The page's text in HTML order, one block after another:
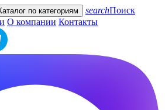
по категориям searchПоиск
О компании Контакты